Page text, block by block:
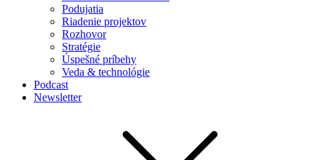
Podujatia
Riadenie projektov
Rozhovor
Stratégie
Úspešné príbehy
Veda & technológie
Podcast
Newsletter